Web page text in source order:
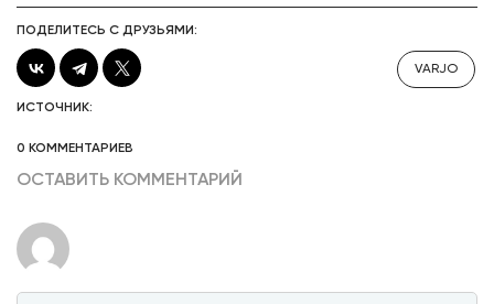
ПОДЕЛИТЕСЬ С ДРУЗЬЯМИ:
VARJO
ИСТОЧНИК:
0 КОММЕНТАРИЕВ
ОСТАВИТЬ КОММЕНТАРИЙ